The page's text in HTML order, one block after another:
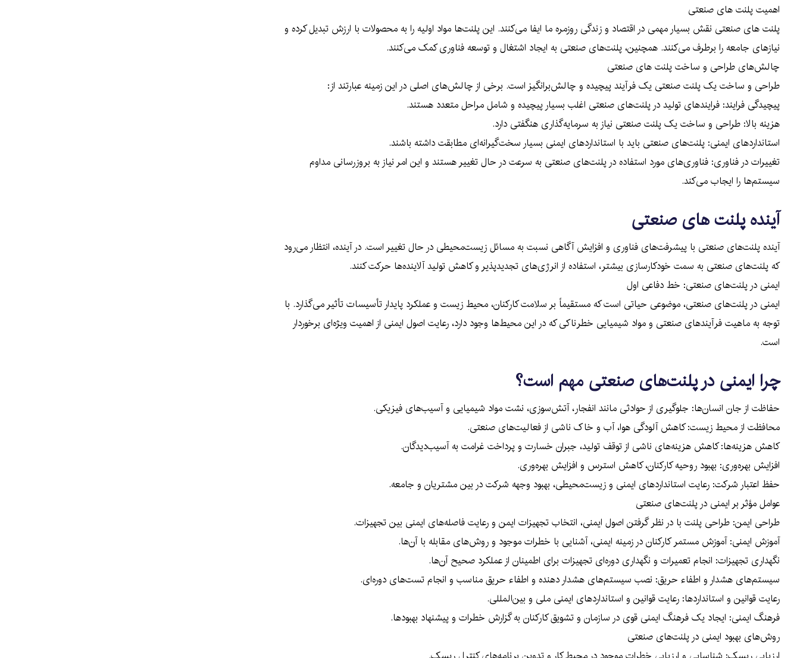
اهمیت پلنت های صنعتی
پلنت های صنعتی نقش بسیار مهمی در اقتصاد و زندگی روزمره ما ایفا می‌کنند. این پلنت‌ها مواد اولیه را به محصولات با ارزش تبدیل کرده و
نیازهای جامعه را برطرف می‌کنند. همچنین، پلنت‌های صنعتی به ایجاد اشتغال و توسعه فناوری کمک می‌کنند.
چالش‌های طراحی و ساخت پلنت های صنعتی
طراحی و ساخت یک پلنت صنعتی یک فرآیند پیچیده و چالش‌برانگیز است. برخی از چالش‌های اصلی در این زمینه عبارتند از:
پیچیدگی فرایند: فرایندهای تولید در پلنت‌های صنعتی اغلب بسیار پیچیده و شامل مراحل متعدد هستند.
هزینه بالا: طراحی و ساخت یک پلنت صنعتی نیاز به سرمایه‌گذاری هنگفتی دارد.
استانداردهای ایمنی: پلنت‌های صنعتی باید با استانداردهای ایمنی بسیار سخت‌گیرانه‌ای مطابقت داشته باشند.
تغییرات در فناوری: فناوری‌های مورد استفاده در پلنت‌های صنعتی به سرعت در حال تغییر هستند و این امر نیاز به بروزرسانی مداوم
سیستم‌ها را ایجاب می‌کند.
آینده پلنت های صنعتی
آینده پلنت‌های صنعتی با پیشرفت‌های فناوری و افزایش آگاهی نسبت به مسائل زیست‌محیطی در حال تغییر است. در آینده، انتظار می‌رود
که پلنت‌های صنعتی به سمت خودکارسازی بیشتر، استفاده از انرژی‌های تجدیدپذیر و کاهش تولید آلاینده‌ها حرکت کنند.
ایمنی در پلنت‌های صنعتی: خط دفاعی اول
ایمنی در پلنت‌های صنعتی، موضوعی حیاتی است که مستقیماً بر سلامت کارکنان، محیط زیست و عملکرد پایدار تأسیسات تأثیر می‌گذارد. با
توجه به ماهیت فرآیندهای صنعتی و مواد شیمیایی خطرناکی که در این محیط‌ها وجود دارد، رعایت اصول ایمنی از اهمیت ویژه‌ای برخوردار
است.
چرا ایمنی در پلنت‌های صنعتی مهم است؟
حفاظت از جان انسان‌ها: جلوگیری از حوادثی مانند انفجار، آتش‌سوزی، نشت مواد شیمیایی و آسیب‌های فیزیکی.
محافظت از محیط زیست: کاهش آلودگی هوا، آب و خاک ناشی از فعالیت‌های صنعتی.
کاهش هزینه‌ها: کاهش هزینه‌های ناشی از توقف تولید، جبران خسارت و پرداخت غرامت به آسیب‌دیدگان.
افزایش بهره‌وری: بهبود روحیه کارکنان، کاهش استرس و افزایش بهره‌وری.
حفظ اعتبار شرکت: رعایت استانداردهای ایمنی و زیست‌محیطی، بهبود وجهه شرکت در بین مشتریان و جامعه.
عوامل مؤثر بر ایمنی در پلنت‌های صنعتی
طراحی ایمن: طراحی پلنت با در نظر گرفتن اصول ایمنی، انتخاب تجهیزات ایمن و رعایت فاصله‌های ایمنی بین تجهیزات.
آموزش ایمنی: آموزش مستمر کارکنان در زمینه ایمنی، آشنایی با خطرات موجود و روش‌های مقابله با آن‌ها.
نگهداری تجهیزات: انجام تعمیرات و نگهداری دوره‌ای تجهیزات برای اطمینان از عملکرد صحیح آن‌ها.
سیستم‌های هشدار و اطفاء حریق: نصب سیستم‌های هشدار دهنده و اطفاء حریق مناسب و انجام تست‌های دوره‌ای.
رعایت قوانین و استانداردها: رعایت قوانین و استانداردهای ایمنی ملی و بین‌المللی.
فرهنگ ایمنی: ایجاد یک فرهنگ ایمنی قوی در سازمان و تشویق کارکنان به گزارش خطرات و پیشنهاد بهبودها.
روش‌های بهبود ایمنی در پلنت‌های صنعتی